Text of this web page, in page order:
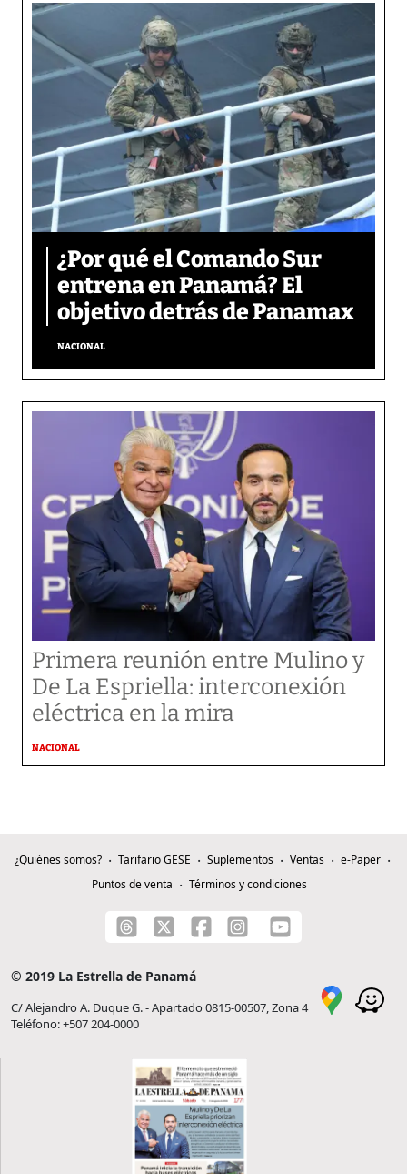
¿Por qué el Comando Sur
entrena en Panamá? El
objetivo detrás de Panamax
NACIONAL
Primera reunión entre Mulino y
De La Espriella: interconexión
eléctrica en la mira
NACIONAL
¿Quiénes somos? Tarifario GESE Suplementos Ventas
e-Paper
Puntos de venta
Términos y condiciones
© 2019 La Estrella de Panamá
C/ Alejandro A. Duque G. - Apartado 0815-00507, Zona 4
Teléfono: +507 204-0000